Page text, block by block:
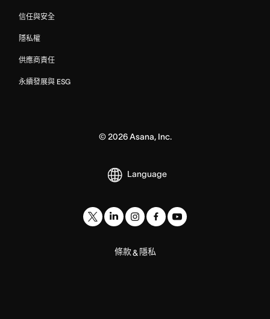
信任與安全
隱私權
供應商責任
永續發展與 ESG
© 2026Asana, Inc.
Language
條款& 隱私